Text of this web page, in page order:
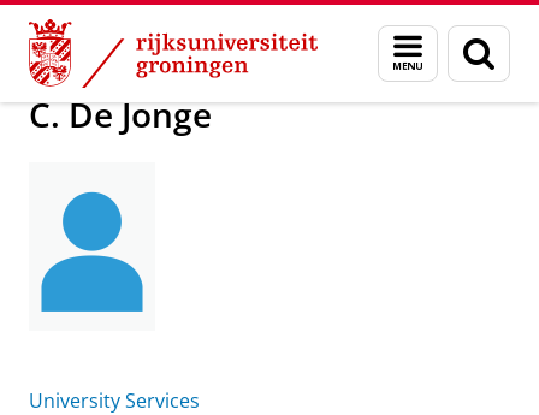
Skip
Content
Skip
Navigation
Menu
en
zoeken
Over ons C. De Jonge
C. De Jonge
University Services